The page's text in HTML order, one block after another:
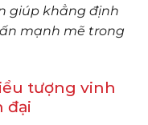
giúp khẳng định
mạnh mẽ trong
tượng vinh
đại